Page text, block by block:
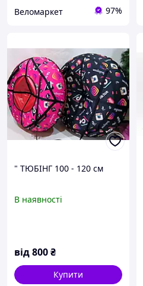
Веломаркет 97%
" ТЮБІНГ 100 - 120 см
В наявності
від800₴
Купити